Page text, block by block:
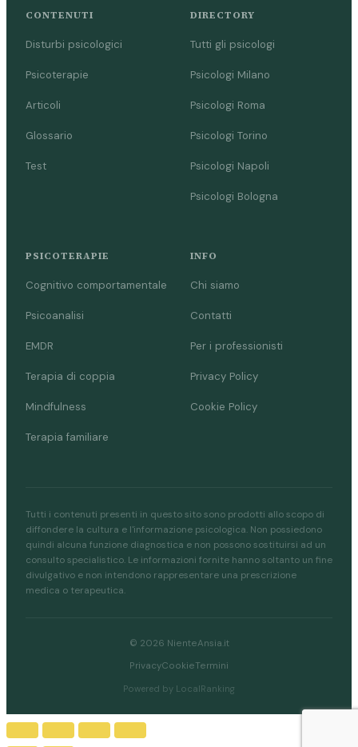
CONTENUTI
Disturbi psicologici
Psicoterapie
Articoli
Glossario
Test
DIRECTORY
Tutti gli psicologi
Psicologi Milano
Psicologi Roma
Psicologi Torino
Psicologi Napoli
Psicologi Bologna
PSICOTERAPIE
Cognitivo comportamentale
Psicoanalisi
EMDR
Terapia di coppia
Mindfulness
Terapia familiare
INFO
Chi siamo
Contatti
Per i professionisti
Privacy Policy
Cookie Policy
Tutti i contenuti presenti in questo sito sono prodotti allo scopo di
diffondere la cultura e l'informazione psicologica. Non possiedono
quindi alcuna funzione diagnostica e non possono sostituirsi ad un
consulto specialistico. Le informazioni fornite hanno soltanto un fine
divulgativo e non intendono rappresentare una prescrizione
medica o terapeutica.
© 2026 NienteAnsia.it
PrivacyCookieTermini
Powered by LocalRanking